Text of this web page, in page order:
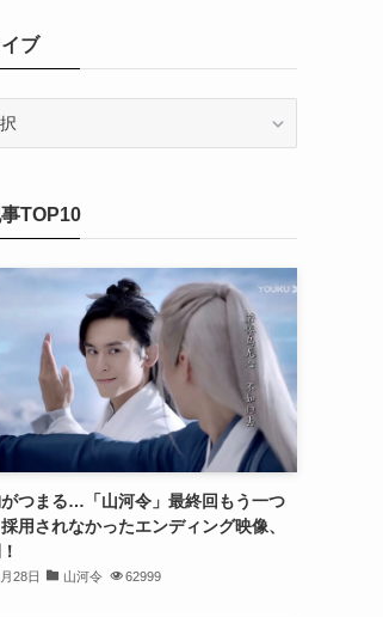
(21)
(24)
(23)
(27)
(21)
(25)
(25)
ブ
TOP10
つまる…「山河令」最終回もう一つ
用されなかったエンディング映像、
28日 山河令 62999